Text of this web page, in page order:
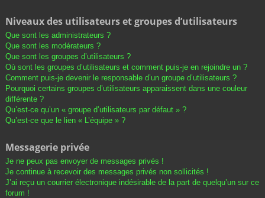
Niveaux des utilisateurs et groupes d’utilisateurs
Que sont les administrateurs ?
Que sont les modérateurs ?
Que sont les groupes d’utilisateurs ?
Où sont les groupes d’utilisateurs et comment puis-je en rejoindre un ?
Comment puis-je devenir le responsable d’un groupe d’utilisateurs ?
Pourquoi certains groupes d’utilisateurs apparaissent dans une couleur
différente ?
Qu’est-ce qu’un « groupe d’utilisateurs par défaut » ?
Qu’est-ce que le lien « L’équipe » ?
Messagerie privée
Je ne peux pas envoyer de messages privés !
Je continue à recevoir des messages privés non sollicités !
J’ai reçu un courrier électronique indésirable de la part de quelqu’un sur ce
forum !